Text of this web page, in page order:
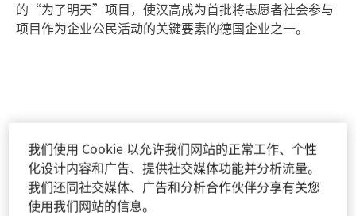
的“为了明天”项目，使汉高成为首批将志愿者社会参与
项目作为企业公民活动的关键要素的德国企业之一。
我们使用 Cookie 以允许我们网站的正常工作、个性
化设计内容和广告、提供社交媒体功能并分析流量。
我们还同社交媒体、广告和分析合作伙伴分享有关您
使用我们网站的信息。